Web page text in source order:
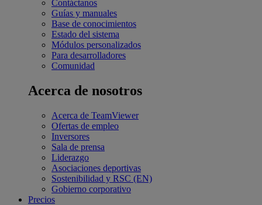
Contáctanos
Guías y manuales
Base de conocimientos
Estado del sistema
Módulos personalizados
Para desarrolladores
Comunidad
Acerca de nosotros
Acerca de TeamViewer
Ofertas de empleo
Inversores
Sala de prensa
Liderazgo
Asociaciones deportivas
Sostenibilidad y RSC (EN)
Gobierno corporativo
Precios